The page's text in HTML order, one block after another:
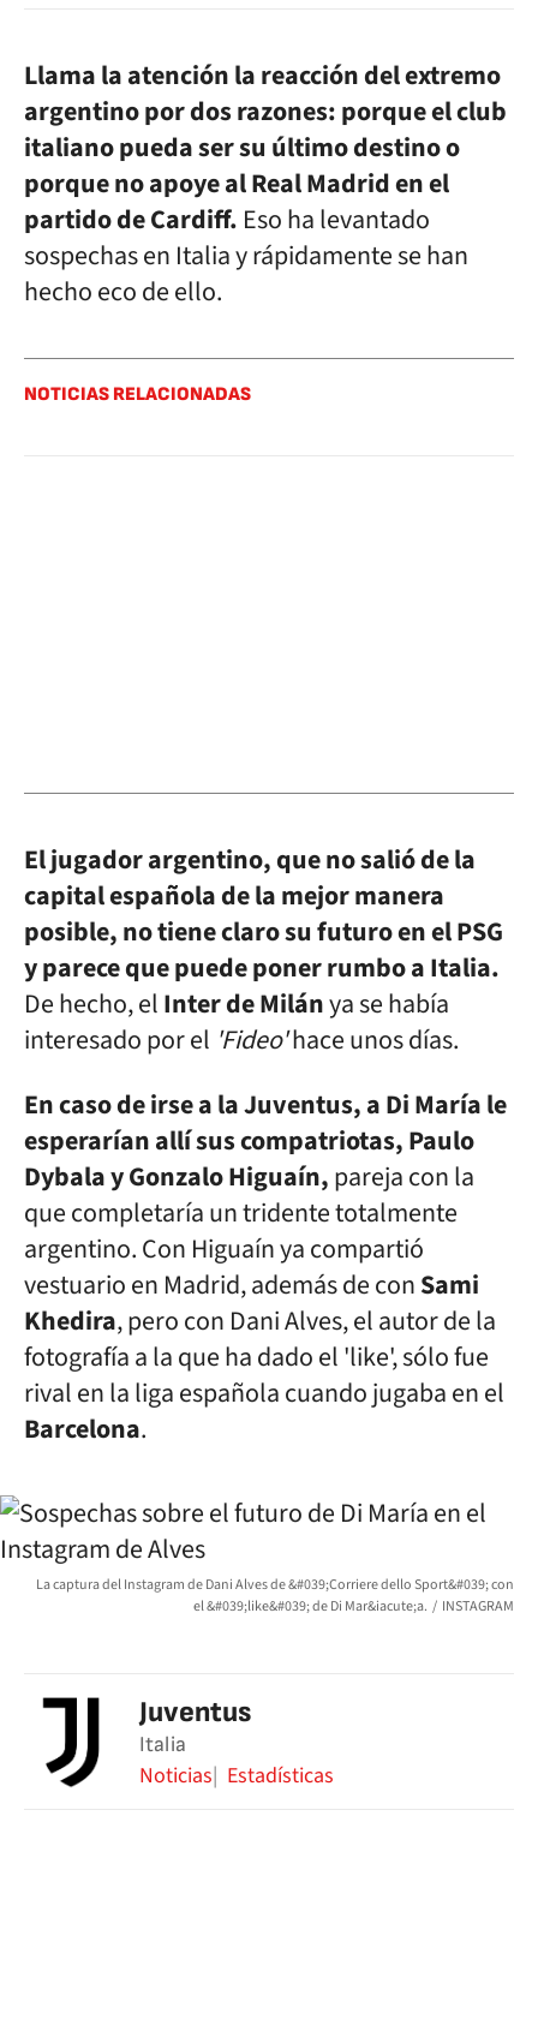
Llama la atención la reacción del extremo
argentino por dos razones: porque el club
italiano pueda ser su último destino o
porque no apoye al Real Madrid en el
partido de Cardiff. Eso ha levantado
sospechas en Italia y rápidamente se han
hecho eco de ello.
NOTICIAS RELACIONADAS
El jugador argentino, que no salió de la
capital española de la mejor manera
posible, no tiene claro su futuro en el PSG
y parece que puede poner rumbo a Italia.
De hecho, elInter de Milánya se había
interesado por el 'Fideo'hace unos días.
En caso de irse a la Juventus, a Di María le
esperarían allí sus compatriotas, Paulo
Dybala y Gonzalo Higuaín,pareja con la
que completaría un tridente totalmente
argentino. Con Higuaín ya compartió
vestuario en Madrid, además de conSami
Khedira, pero con Dani Alves, el autor de la
fotografía a la que ha dado el 'like', sólo fue
rival en la liga española cuando jugaba en el
Barcelona.
La captura del Instagram de Dani Alves de &#039;Corriere dello Sport&#039; con
el &#039;like&#039; de Di Mar&iacute;a.
INSTAGRAM
Juventus
Italia
Noticias Estadísticas